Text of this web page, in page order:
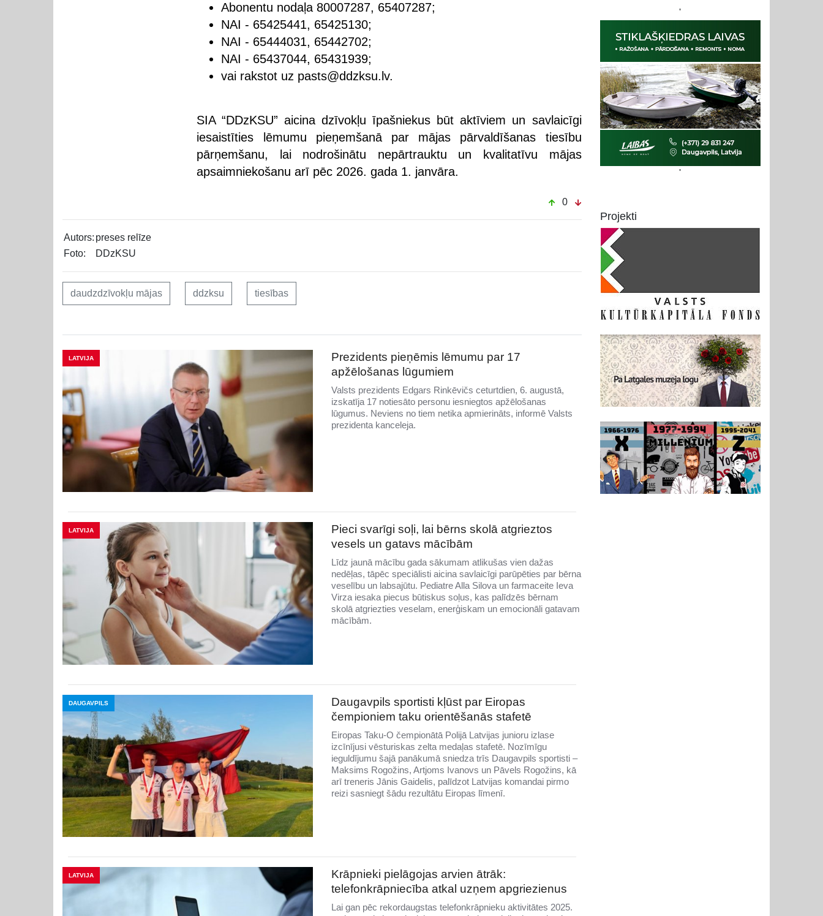
Abonentu nodaļa 80007287, 65407287;
NAI - 65425441, 65425130;
NAI - 65444031, 65442702;
NAI - 65437044, 65431939;
vai rakstot uz pasts@ddzksu.lv.
SIA “DDzKSU” aicina dzīvokļu īpašniekus būt aktīviem un savlaicīgi
iesaistīties lēmumu pieņemšanā par mājas pārvaldīšanas tiesību
pārņemšanu, lai nodrošinātu nepārtrauktu un kvalitatīvu mājas
apsaimniekošanu arī pēc 2026. gada 1. janvāra.
0
Autors: preses relīze
Foto:
DDzKSU
daudzdzīvokļu mājas ddzksu tiesības
LATVIJA
Prezidents pieņēmis lēmumu par 17
apžēlošanas lūgumiem
Valsts prezidents Edgars Rinkēvičs ceturtdien, 6. augustā,
izskatīja 17 notiesāto personu iesniegtos apžēlošanas
lūgumus. Neviens no tiem netika apmierināts, informē Valsts
prezidenta kanceleja.
LATVIJA
Pieci svarīgi soļi, lai bērns skolā atgrieztos
vesels un gatavs mācībām
Līdz jaunā mācību gada sākumam atlikušas vien dažas
nedēļas, tāpēc speciālisti aicina savlaicīgi parūpēties par bērna
veselību un labsajūtu. Pediatre Alla Silova un farmaceite Ieva
Virza iesaka piecus būtiskus soļus, kas palīdzēs bērnam
skolā atgriezties veselam, enerģiskam un emocionāli gatavam
mācībām.
DAUGAVPILS
Daugavpils sportisti kļūst par Eiropas
čempioniem taku orientēšanās stafetē
Eiropas Taku-O čempionātā Polijā Latvijas junioru izlase
izcīnījusi vēsturiskas zelta medaļas stafetē. Nozīmīgu
ieguldījumu šajā panākumā sniedza trīs Daugavpils sportisti –
Maksims Rogožins, Artjoms Ivanovs un Pāvels Rogožins, kā
arī treneris Jānis Gaidelis, palīdzot Latvijas komandai pirmo
reizi sasniegt šādu rezultātu Eiropas līmenī.
LATVIJA
Krāpnieki pielāgojas arvien ātrāk:
telefonkrāpniecība atkal uzņem apgriezienus
Lai gan pēc rekordaugstas telefonkrāpnieku aktivitātes 2025.
'
'
Projekti